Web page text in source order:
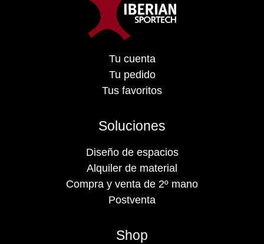
Tu cuenta
Tu pedido
Tus favoritos
Soluciones
Diseño de espacios
Alquiler de material
Compra y venta de 2º mano
Postventa
Shop